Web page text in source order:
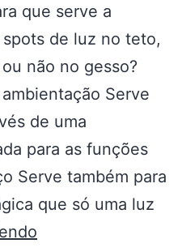
que serve a
de luz no teto,
não no gesso?
Serve
de uma
para as funções
Serve também para
que só uma luz